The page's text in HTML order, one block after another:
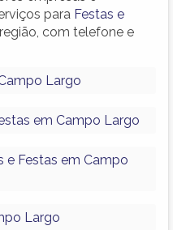
para Festas e
com telefone e
Largo
em Campo Largo
e Festas em Campo
Largo